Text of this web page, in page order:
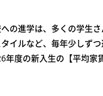
の進学は、多くの学生
イルなど、毎年少しずつ
年度の新入生の【平均家